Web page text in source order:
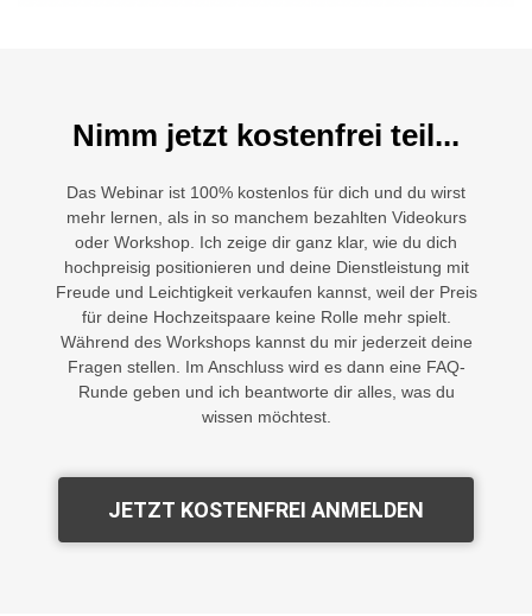
Nimm jetzt kostenfrei teil...
Das Webinar ist 100% kostenlos für dich und du wirst
mehr lernen, als in so manchem bezahlten Videokurs
oder Workshop. Ich zeige dir ganz klar, wie du dich
hochpreisig positionieren und deine Dienstleistung mit
Freude und Leichtigkeit verkaufen kannst, weil der Preis
für deine Hochzeitspaare keine Rolle mehr spielt.
Während des Workshops kannst du mir jederzeit deine
Fragen stellen. Im Anschluss wird es dann eine FAQ-
Runde geben und ich beantworte dir alles, was du
wissen möchtest.
JETZT KOSTENFREI ANMELDEN